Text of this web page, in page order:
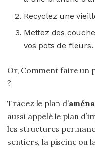
Recyclez une
Mettez des
vos pots de fleurs.
Or, Comment faire un
?
Tracez le plan d’
aussi appelé le plan
les structures
sentiers, la piscine ou